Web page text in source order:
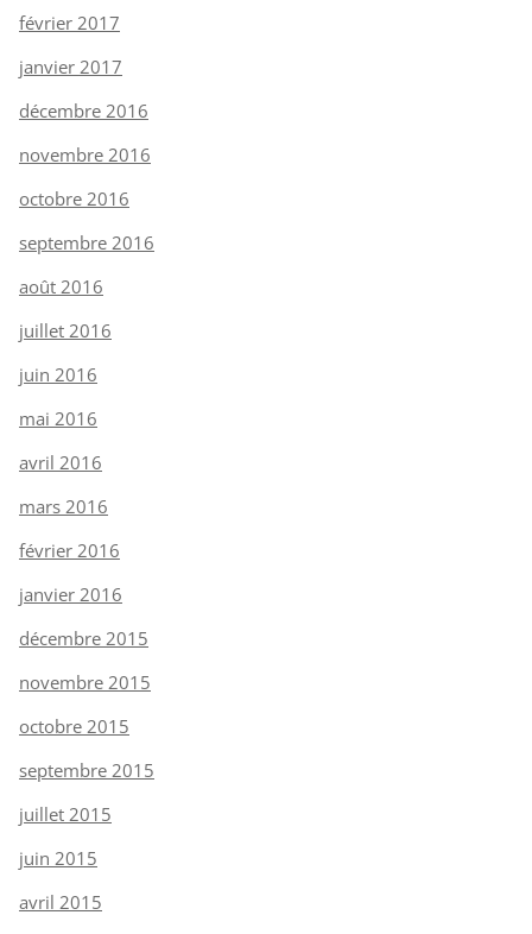
février 2017
janvier 2017
décembre 2016
novembre 2016
octobre 2016
septembre 2016
août 2016
juillet 2016
juin 2016
mai 2016
avril 2016
mars 2016
février 2016
janvier 2016
décembre 2015
novembre 2015
octobre 2015
septembre 2015
juillet 2015
juin 2015
avril 2015